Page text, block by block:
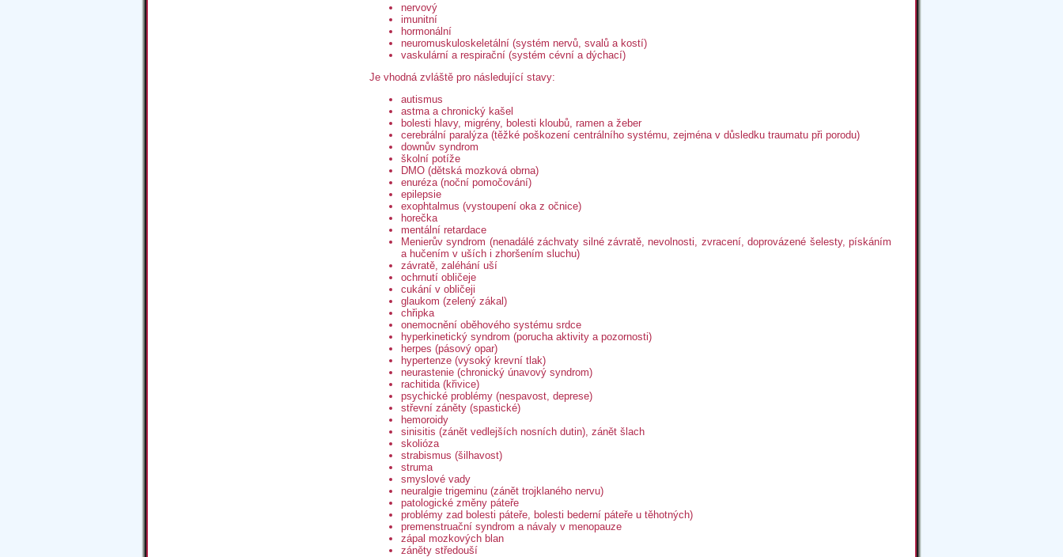
nervový
imunitní
hormonální
neuromuskuloskeletální (systém nervů, svalů a kostí)
vaskulární a respirační (systém cévní a dýchací)
Je vhodná zvláště pro následující stavy:
autismus
astma a chronický kašel
bolesti hlavy, migrény, bolesti kloubů, ramen a žeber
cerebrální paralýza (těžké poškození centrálního systému, zejména v důsledku traumatu při porodu)
downův syndrom
školní potíže
DMO (dětská mozková obrna)
enuréza (noční pomočování)
epilepsie
exophtalmus (vystoupení oka z očnice)
horečka
mentální retardace
Menierův syndrom (nenadálé záchvaty silné závratě, nevolnosti, zvracení, doprovázené šelesty, pískáním
a hučením v uších i zhoršením sluchu)
závratě, zaléhání uší
ochrnutí obličeje
cukání v obličeji
glaukom (zelený zákal)
chřipka
onemocnění oběhového systému srdce
hyperkinetický syndrom (porucha aktivity a pozornosti)
herpes (pásový opar)
hypertenze (vysoký krevní tlak)
neurastenie (chronický únavový syndrom)
rachitida (křivice)
psychické problémy (nespavost, deprese)
střevní záněty (spastické)
hemoroidy
sinisitis (zánět vedlejších nosních dutin), zánět šlach
skolióza
strabismus (šilhavost)
struma
smyslové vady
neuralgie trigeminu (zánět trojklaného nervu)
patologické změny páteře
problémy zad bolesti páteře, bolesti bederní páteře u těhotných)
premenstruační syndrom a návaly v menopauze
zápal mozkových blan
záněty středouší